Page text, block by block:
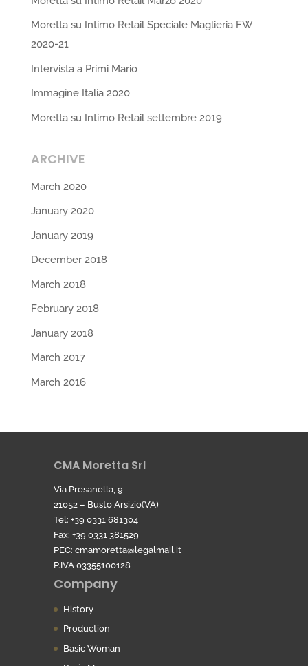
Moretta su Intimo Retail Speciale Maglieria FW
2020-21
Intervista a Primi Mario
Immagine Italia 2020
Moretta su Intimo Retail settembre 2019
ARCHIVE
March 2020
January 2020
January 2019
December 2018
March 2018
February 2018
January 2018
March 2017
March 2016
CMA Moretta Srl
Via Presanella, 9
21052 – Busto Arsizio(VA)
Tel: +39 0331 681304
Fax: +39 0331 381529
PEC:cmamoretta@legalmail.it
P.IVA 03355100128
Company
History
Production
Basic Woman